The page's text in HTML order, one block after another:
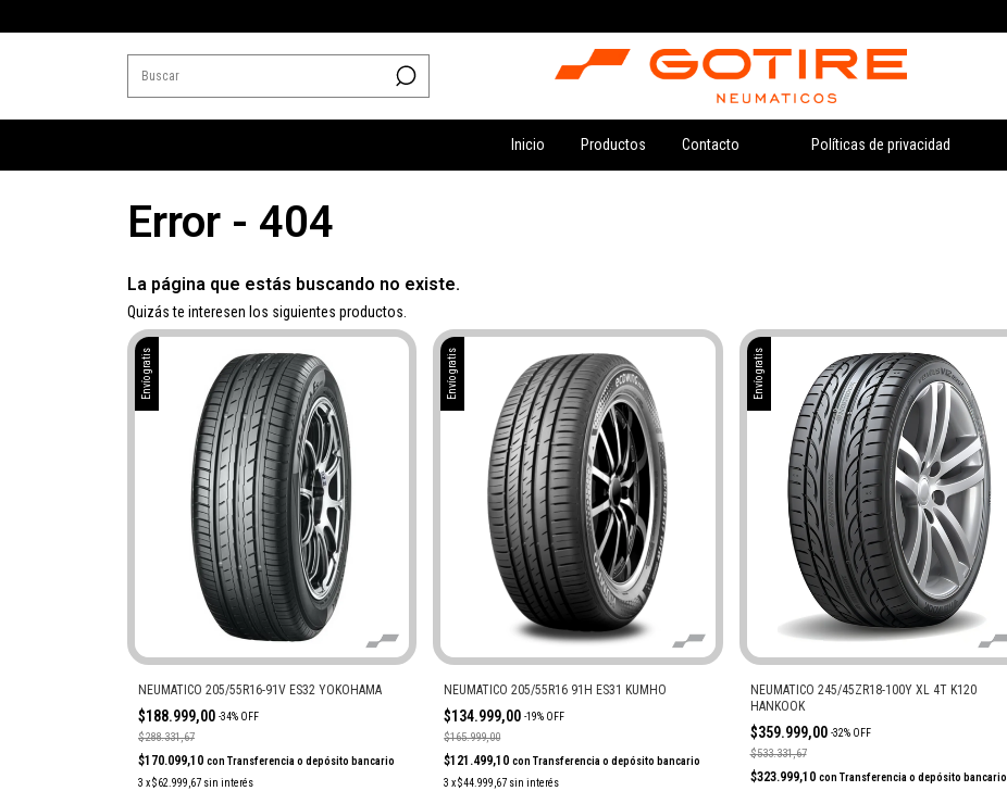
Inicio Productos Contacto Políticas de privacidad
Error - 404
La página que estás buscando no existe.
Quizás te interesen los siguientes productos.
Envío gratis
NEUMATICO 205/55R16-91V ES32 YOKOHAMA
$188.999,00 -34% OFF
$288.331,67
$170.099,10 con Transferencia o depósito bancario
3 x$62.999,67 sin interés
Envío gratis
NEUMATICO 205/55R16 91H ES31 KUMHO
$134.999,00-19% OFF
$165.999,00
$121.499,10con Transferencia o depósito bancario
3 x$44.999,67 sin interés
Envío gratis
NEUMATICO 245/45ZR18-100Y XL 4T K120
HANKOOK
$359.999,00 -32% OFF
$533.331,67
$323.999,10 con Transferencia o depósito bancario